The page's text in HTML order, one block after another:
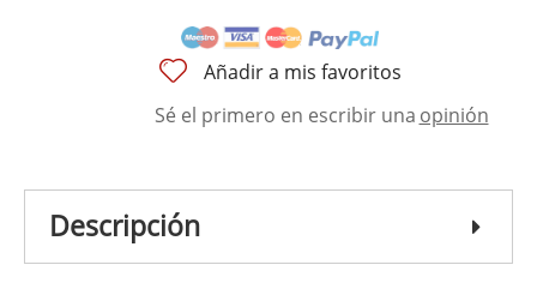
Añadir a mis favoritos
Sé el primero en escribir una opinión
Descripción